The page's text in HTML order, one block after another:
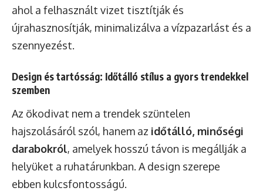
ahol a felhasznált vizet tisztítják és
újrahasznosítják, minimalizálva a vízpazarlást és a
szennyezést.
Design és tartósság: Időtálló stílus a gyors trendekkel
szemben
Az ökodivat nem a trendek szüntelen
hajszolásáról szól, hanem az időtálló, minőségi
darabokról, amelyek hosszú távon is megállják a
helyüket a ruhatárunkban. A design szerepe
ebben kulcsfontosságú.